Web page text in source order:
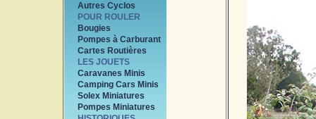
Autres Cyclos
POUR ROULER
Bougies
Pompes à Carburant
Cartes Routières
LES JOUETS
Caravanes Minis
Camping Cars Minis
Solex Miniatures
Pompes Miniatures